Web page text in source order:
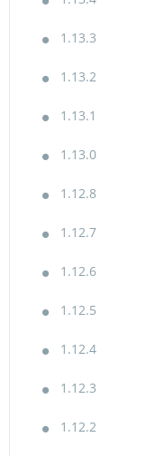
1.13.3
1.13.2
1.13.1
1.13.0
1.12.8
1.12.7
1.12.6
1.12.5
1.12.4
1.12.3
1.12.2